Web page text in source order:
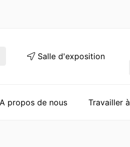
Salle d'exposition
A propos de nous Travailler à